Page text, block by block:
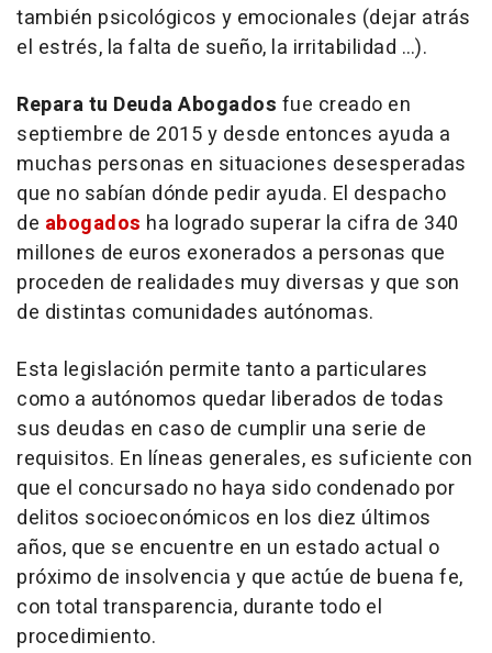
también psicológicos y emocionales (dejar atrás
el estrés, la falta de sueño, la irritabilidad …).
Repara tu Deuda Abogados fue creado en
septiembre de 2015 y desde entonces ayuda a
muchas personas en situaciones desesperadas
que no sabían dónde pedir ayuda. El despacho
de abogados ha logrado superar la cifra de 340
millones de euros exonerados a personas que
proceden de realidades muy diversas y que son
de distintas comunidades autónomas.
Esta legislación permite tanto a particulares
como a autónomos quedar liberados de todas
sus deudas en caso de cumplir una serie de
requisitos. En líneas generales, es suficiente con
que el concursado no haya sido condenado por
delitos socioeconómicos en los diez últimos
años, que se encuentre en un estado actual o
próximo de insolvencia y que actúe de buena fe,
con total transparencia, durante todo el
procedimiento.